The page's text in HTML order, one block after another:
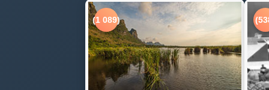
(1 089)